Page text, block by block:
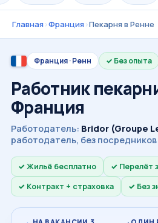
Главная›Франция›Пекарня в Ренне
Франция · Ренн Без опыта
Работник
Франция
Работодатель: Bridor (Groupe
работодатель, без посредников
Жильё бесплатно
Перелёт
Контракт + страховка
Без